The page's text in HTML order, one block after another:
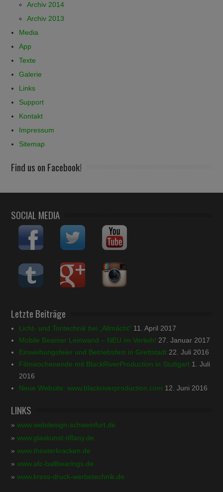
Archiv 2014
Archiv 2013
Media
App
Texte
Galerie
Links
Support
Kontakt
Impressum
Sitemap
Find us on Facebook!
SOCIAL MEDIA
Letzte Beiträge
Licht- und Tontechnik bei „Allmächt“ 11. April 2017
Mobile Beamer Leinwand – NEU im Verleih! 27. Januar 2017
Einweihungsfeier und Betriebsfest in Grettstadt 22. Juli 2016
Filmwochenende mit BlackRiverProduction in Stuttgart 1. Juli
2016
Neue Website: www.blackriverproduction.com 12. Juni 2016
LINKS
»www.webdesign-schweinfurt.de
»www.glaskunst-tiffany.de
»www.theaterkracken.de
»www.afc-ballbearings.de
»www.kress-druck-werbetechnik.de